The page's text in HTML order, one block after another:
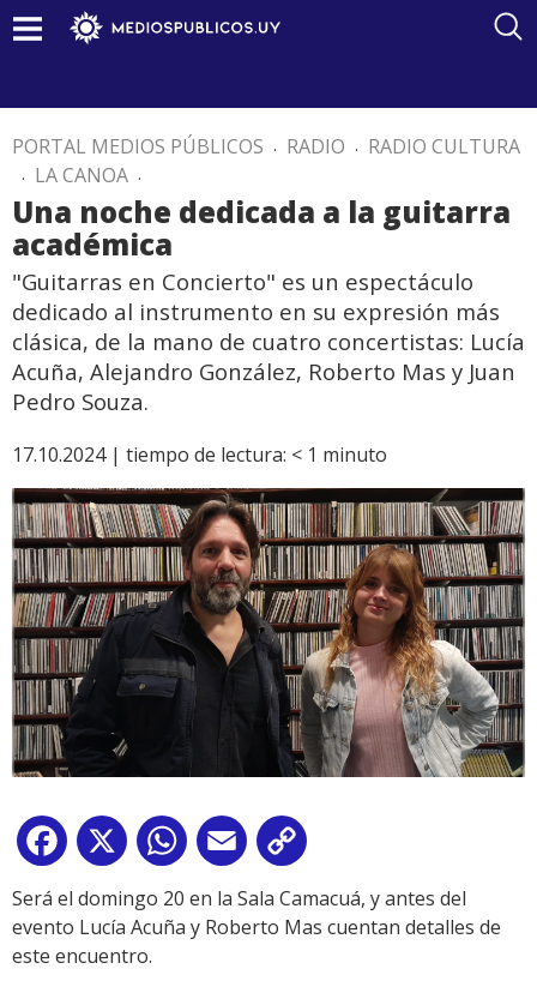
PORTAL MEDIOS PÚBLICOS . RADIO . RADIO CULTURA
. LA CANOA .
Una noche dedicada a la guitarra
académica
"Guitarras en Concierto" es un espectáculo
dedicado al instrumento en su expresión más
clásica, de la mano de cuatro concertistas: Lucía
Acuña, Alejandro González, Roberto Mas y Juan
Pedro Souza.
17.10.2024 | tiempo de lectura: < 1 minuto
Facebook
X WhatsApp
Email
Link
Será el domingo 20 en la Sala Camacuá, y antes del
evento Lucía Acuña y Roberto Mas cuentan detalles de
este encuentro.